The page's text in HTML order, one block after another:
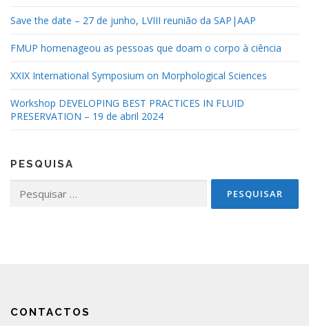
Save the date – 27 de junho, LVIII reunião da SAP|AAP
FMUP homenageou as pessoas que doam o corpo à ciência
XXIX International Symposium on Morphological Sciences
Workshop DEVELOPING BEST PRACTICES IN FLUID
PRESERVATION – 19 de abril 2024
PESQUISA
por:
CONTACTOS